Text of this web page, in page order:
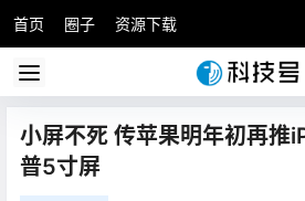
首页 圈子 资源下载
小屏不死 传苹果明年初再推
普5寸屏